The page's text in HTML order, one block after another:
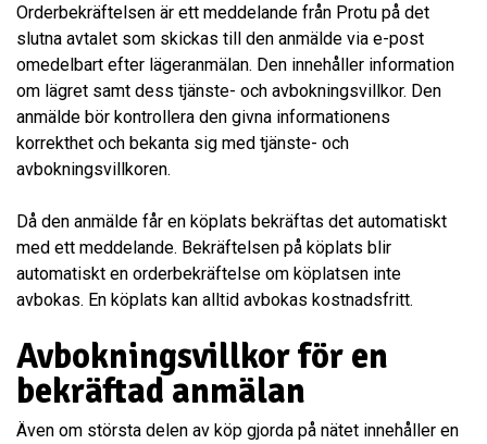
Orderbekräftelsen är ett meddelande från Protu på det
slutna avtalet som skickas till den anmälde via e-post
omedelbart efter lägeranmälan. Den innehåller information
om lägret samt dess tjänste- och avbokningsvillkor. Den
anmälde bör kontrollera den givna informationens
korrekthet och bekanta sig med tjänste- och
avbokningsvillkoren.
Då den anmälde får en köplats bekräftas det automatiskt
med ett meddelande. Bekräftelsen på köplats blir
automatiskt en orderbekräftelse om köplatsen inte
avbokas. En köplats kan alltid avbokas kostnadsfritt.
Avbokningsvillkor för en
bekräftad anmälan
Även om största delen av köp gjorda på nätet innehåller en